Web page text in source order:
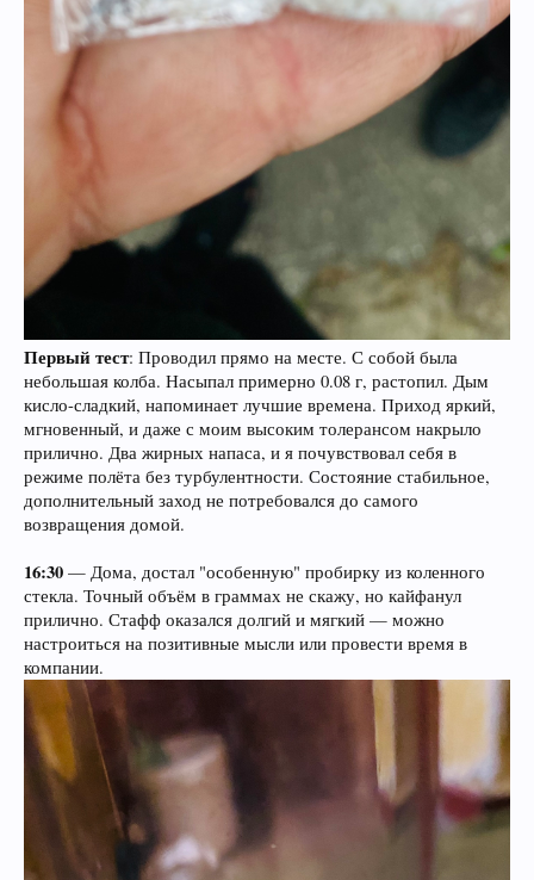
Первый тест: Проводил прямо на месте. С собой была
небольшая колба. Насыпал примерно 0.08 г, растопил. Дым
кисло-сладкий, напоминает лучшие времена. Приход яркий,
мгновенный, и даже с моим высоким толерансом накрыло
прилично. Два жирных напаса, и я почувствовал себя в
режиме полёта без турбулентности. Состояние стабильное,
дополнительный заход не потребовался до самого
возвращения домой.
16:30 — Дома, достал "особенную" пробирку из коленного
стекла. Точный объём в граммах не скажу, но кайфанул
прилично. Стафф оказался долгий и мягкий — можно
настроиться на позитивные мысли или провести время в
компании.